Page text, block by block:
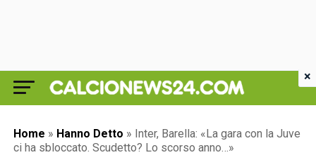
Home » Hanno Detto » Inter, Barella: «La gara con la Juve
ci ha sbloccato. Scudetto? Lo scorso anno…»
×